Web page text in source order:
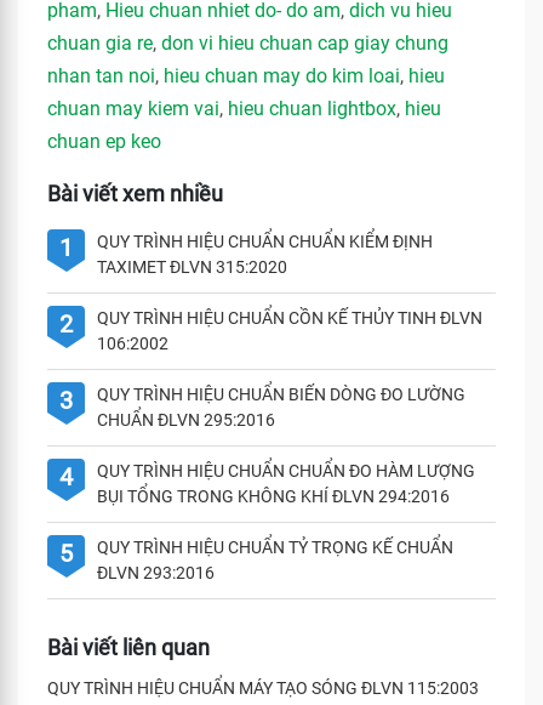
pham, Hieu chuan nhiet do- do am, dich vu hieu
chuan gia re, don vi hieu chuan cap giay chung
nhan tan noi, hieu chuan may do kim loai, hieu
chuan may kiem vai, hieu chuan lightbox, hieu
chuan ep keo
Bài viết xem nhiều
1
QUY TRÌNH HIỆU CHUẨN CHUẨN KIỂM ĐỊNH
TAXIMET ĐLVN 315:2020
2
QUY TRÌNH HIỆU CHUẨN CỒN KẾ THỦY TINH ĐLVN
106:2002
3
QUY TRÌNH HIỆU CHUẨN BIẾN DÒNG ĐO LƯỜNG
CHUẨN ĐLVN 295:2016
4
QUY TRÌNH HIỆU CHUẨN CHUẨN ĐO HÀM LƯỢNG
BỤI TỔNG TRONG KHÔNG KHÍ ĐLVN 294:2016
5
QUY TRÌNH HIỆU CHUẨN TỶ TRỌNG KẾ CHUẨN
ĐLVN 293:2016
Bài viết liên quan
QUY TRÌNH HIỆU CHUẨN MÁY TẠO SÓNG ĐLVN 115:2003